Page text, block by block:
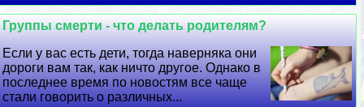
Группы cмepти - что делать родителям?
Если у вас есть дети, тогда наверняка они
дороги вам так, как ничто другое. Однако в
последнее время по новостям все чаще
стали говорить о различных...